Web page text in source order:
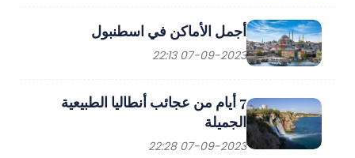
أجمل الأماكن في اسطنبول
07-09-2023 22:13
7 أيام من عجائب أنطاليا الطبيعية
الجميلة
07-09-2023 22:28